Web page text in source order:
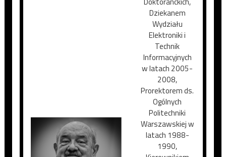
Dziekanem
Wydziału
Elektroniki i
Technik
Informacyjnych
w latach 2005-
2008,
Prorektorem ds.
Ogólnych
Politechniki
Warszawskiej w
latach 1988-
1990,